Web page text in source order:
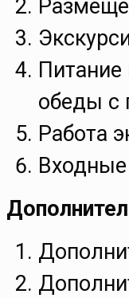
обеды с
Работа